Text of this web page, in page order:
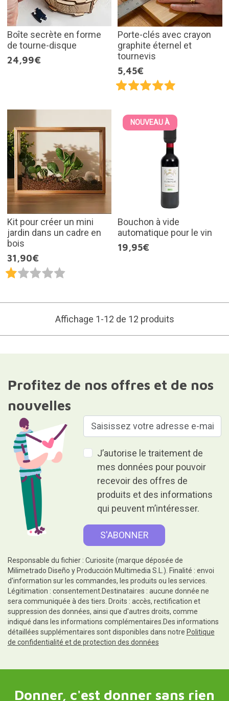
Boîte secrète en forme
de tourne-disque
24,99€
Porte-clés avec crayon
graphite éternel et
tournevis
5,45€
Kit pour créer un mini
jardin dans un cadre en
bois
31,90€
NOUVEAU À
Bouchon à vide
automatique pour le vin
19,95€
Affichage 1-12 de 12 produits
Profitez de nos offres et de nos
nouvelles
J’autorise le traitement de
mes données pour pouvoir
recevoir des offres de
produits et des informations
qui peuvent m’intéresser.
Responsable du fichier : Curiosite (marque déposée de
Milimetrado Diseño y Producción Multimedia S.L.). Finalité : envoi
d'information sur les commandes, les produits ou les services.
Légitimation : consentement.Destinataires : aucune donnée ne
sera communiquée à des tiers. Droits : accès, rectification et
suppression des données, ainsi que d'autres droits, comme
indiqué dans les informations complémentaires.Des informations
détaillées supplémentaires sont disponibles dans notre Politique
de confidentialité et de protection des données
Donner, c'est donner sans rien